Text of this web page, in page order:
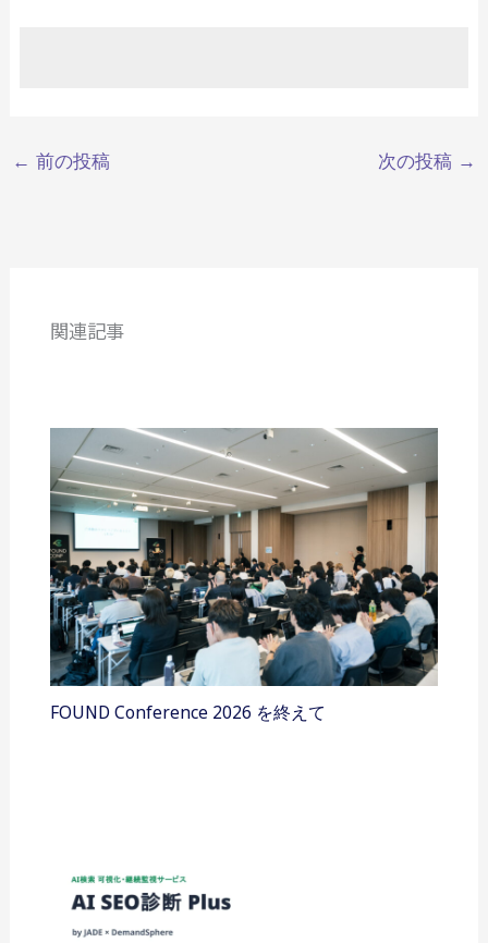
← 前の投稿 次の投稿 →
関連記事
FOUND Conference 2026 を終えて